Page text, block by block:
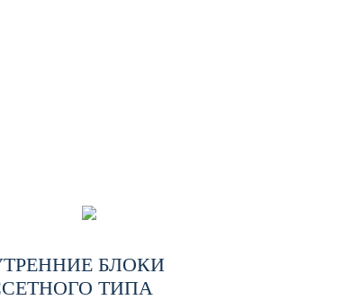
БЛОКИ
ТИПА